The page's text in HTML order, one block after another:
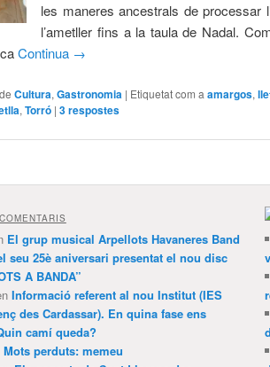
les maneres ancestrals de processar
l’ametller fins a la taula de Nadal.
Continua →
Cultura,Gastronomia | Etiquetat com a amargos,
,Torró |3respostes
El grup musical Arpellots Havaneres Band
seu 25è aniversari presentat el nou disc
A BANDA”
Informació referent al nou Institut (IES
des Cardassar). En quina fase ens
camí queda?
Mots perduts: memeu